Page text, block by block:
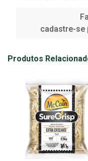
cadastre-se
Produtos